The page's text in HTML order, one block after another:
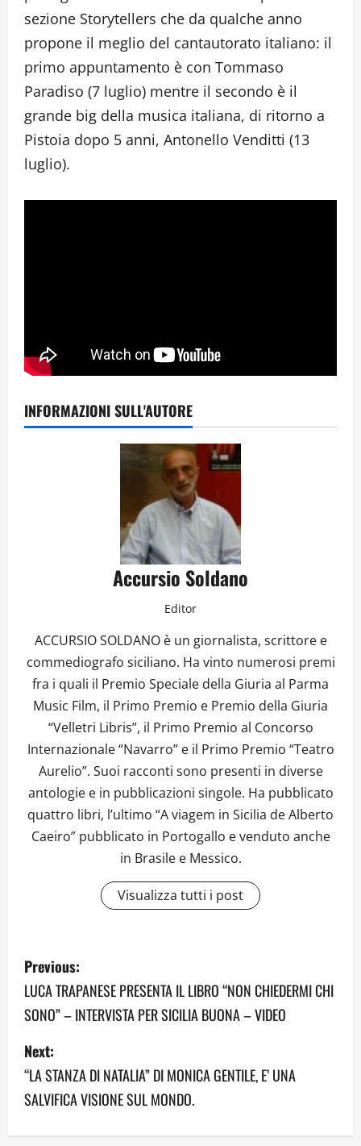
sezione Storytellers che da qualche anno
propone il meglio del cantautorato italiano: il
primo appuntamento è con Tommaso
Paradiso (7 luglio) mentre il secondo è il
grande big della musica italiana, di ritorno a
Pistoia dopo 5 anni, Antonello Venditti (13
luglio).
INFORMAZIONI SULL'AUTORE
Accursio Soldano
Editor
ACCURSIO SOLDANO è un giornalista, scrittore e
commediografo siciliano. Ha vinto numerosi premi
fra i quali il Premio Speciale della Giuria al Parma
Music Film, il Primo Premio e Premio della Giuria
“Velletri Libris”, il Primo Premio al Concorso
Internazionale “Navarro” e il Primo Premio “Teatro
Aurelio”. Suoi racconti sono presenti in diverse
antologie e in pubblicazioni singole. Ha pubblicato
quattro libri, l’ultimo “A viagem in Sicilia de Alberto
Caeiro” pubblicato in Portogallo e venduto anche
in Brasile e Messico.
Visualizza tutti i post
P
o
s
t
n
a
Previous:
LUCA TRAPANESE PRESENTA IL LIBRO “NON CHIEDERMI CHI
SONO” – INTERVISTA PER SICILIA BUONA – VIDEO
Next:
“LA STANZA DI NATALIA” DI MONICA GENTILE, E’ UNA
SALVIFICA VISIONE SUL MONDO.